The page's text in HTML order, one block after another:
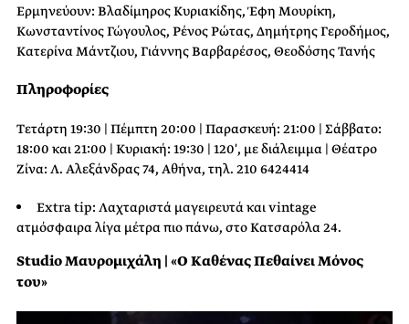
Ερμηνεύουν: Βλαδίμηρος Κυριακίδης, Έφη Μουρίκη,
Κωνσταντίνος Γώγουλος, Ρένος Ρώτας, Δημήτρης Γεροδήμος,
Κατερίνα Μάντζιου, Γιάννης Βαρβαρέσος, Θεοδόσης Τανής
Πληροφορίες
Τετάρτη 19:30 | Πέμπτη 20:00 | Παρασκευή: 21:00 | Σάββατο:
18:00 και 21:00 | Κυριακή: 19:30 | 120′, με διάλειμμα | Θέατρο
Ζίνα: Λ. Αλεξάνδρας 74, Αθήνα, τηλ. 210 6424414
Extra tip: Λαχταριστά μαγειρευτά και vintage
ατμόσφαιρα λίγα μέτρα πιο πάνω, στο Κατσαρόλα 24.
Studio Μαυρομιχάλη | «Ο Καθένας Πεθαίνει Μόνος
του»